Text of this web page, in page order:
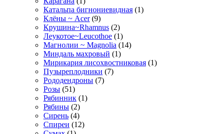
Катальпа бигнониевидная (1)
Клёны ~ Acer (9)
Крушина~Rhamnus (2)
Леукотое~Leucothoe (1)
Магнолии ~ Magnolia (14)
Миндаль махровый (1)
Мирикария лисохвостниковая (1)
Пузыреплодники (7)
Рододендроны (7)
Розы (51)
Рябинник (1)
Рябины (2)
Сирень (4)
Спиреи (12)